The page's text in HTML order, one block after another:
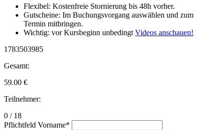
Flexibel: Kostenfreie Stornierung bis 48h vorher.
Gutscheine: Im Buchungsvorgang auswählen und zum
Termin mitbringen.
Wichtig: vor Kursbeginn unbedingt Videos anschauen!
1783503985
Gesamt:
59.00 €
Teilnehmer:
0 / 18
Pflichtfeld Vorname*